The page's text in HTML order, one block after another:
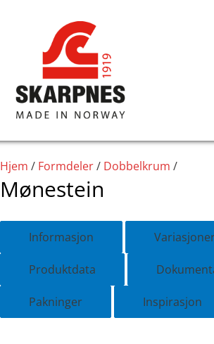
innholdet
Hjem / Formdeler/ Dobbelkrum /
Mønestein
Informasjon
Produktdata
Pakninger
Inspirasjon